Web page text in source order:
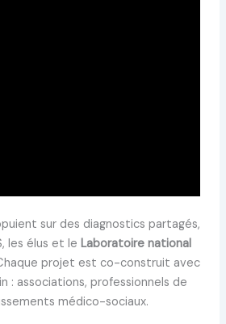
sur des diagnostics partagés,
les élus et le Laboratoire national
projet est co-construit avec
: associations, professionnels de
médico-sociaux.